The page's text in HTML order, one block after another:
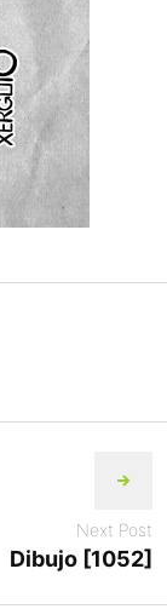
Next Post
Dibujo [1052]